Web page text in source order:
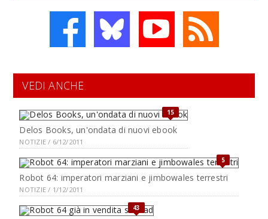
VEDI ANCHE
15
Delos Books, un'ondata di nuovi ebook
NOTIZIE / 6/12/2011
5
Robot 64: imperatori marziani e jimbowales terrestri
NOTIZIE / 1/12/2011
43